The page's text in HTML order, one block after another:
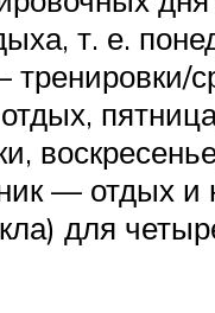
т. е.
тренировки/
— отдых и
для